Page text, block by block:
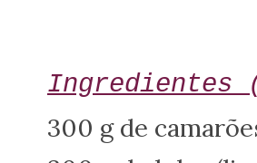
Ingredientes
300 g de